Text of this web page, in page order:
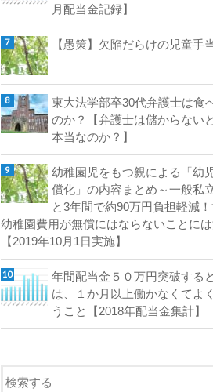
月配当金記録】
【愚策】欠陥だらけの児童手
東大法学部卒30代弁護士は食
のか？【弁護士は儲からない
本当なのか？】
幼稚園児をもつ親による「幼
償化」の内容まとめ～一般私
と3年間で約90万円負担軽減
幼稚園費用が無償にはならないことに
【2019年10月1日実施】
年間配当金５０万円突破する
は、１か月以上働かなくてよ
うこと【2018年配当金集計】